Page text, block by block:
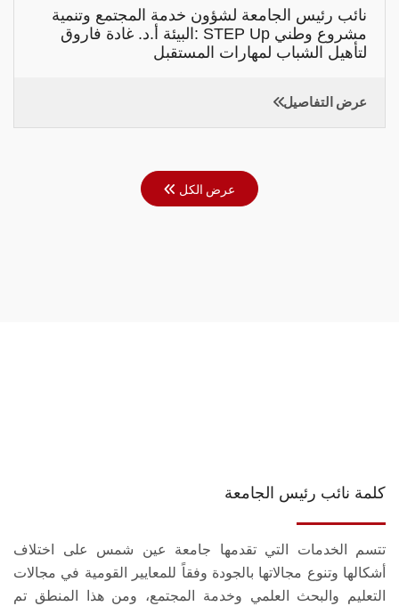
نائب رئيس الجامعة لشؤون خدمة المجتمع وتنمية
البيئة أ.د. غادة فاروق: STEP Up مشروع وطني
لتأهيل الشباب لمهارات المستقبل
عرض التفاصيل
عرض الكل
كلمة نائب رئيس الجامعة
تتسم الخدمات التي تقدمها جامعة عين شمس على اختلاف
أشكالها وتنوع مجالاتها بالجودة وفقاً للمعايير القومية في مجالات
التعليم والبحث العلمي وخدمة المجتمع، ومن هذا المنطق تم